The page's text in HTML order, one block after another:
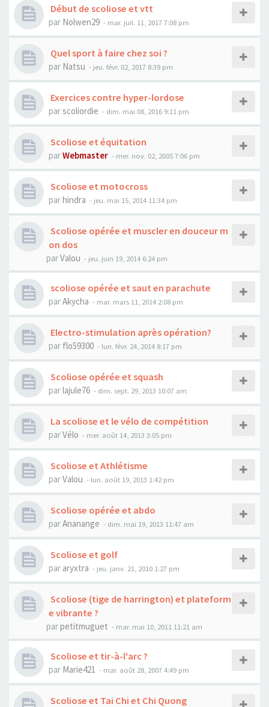
Début de scoliose et vtt
par Nolwen29 - mar. juil. 11, 2017 7:08 pm
Quel sport à faire chez soi ?
par Natsu - jeu. févr. 02, 2017 8:39 pm
Exercices contre hyper-lordose
parscoliordie - dim. mai 08, 2016 9:11 pm
Scoliose et équitation
parWebmaster - mer. nov. 02, 2005 7:06 pm
Scoliose et motocross
parhindra - jeu. mai 15, 2014 11:34 pm
Scoliose opérée et muscler en douceur m
on dos
parValou - jeu. juin 19, 2014 6:24 pm
scoliose opérée et saut en parachute
parAkycha - mar. mars 11, 2014 2:08 pm
Electro-stimulation après opération?
par flo59300 - lun. févr. 24, 2014 8:17 pm
Scoliose opérée et squash
parlajule76 - dim. sept. 29, 2013 10:07 am
La scoliose et le vélo de compétition
parVélo - mer. août 14, 2013 3:05 pm
Scoliose et Athlétisme
parValou - lun. août 19, 2013 1:42 pm
Scoliose opérée et abdo
parAnanange - dim. mai 19, 2013 11:47 am
Scoliose et golf
par aryxtra - jeu. janv. 21, 2010 1:27 pm
Scoliose (tige de harrington) et plateform
e vibrante ?
parpetitmuguet - mar. mai 10, 2011 11:21 am
Scoliose et tir-à-l'arc ?
par Marie421 - mar. août 28, 2007 4:49 pm
Scoliose et Tai Chi et Chi Quong